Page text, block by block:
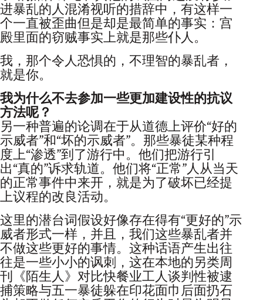
进暴乱的人混淆视听的措辞中，有这样一
个一直被歪曲但是却是最简单的事实：宫
殿里面的窃贼事实上就是那些仆人。
我，那个令人恐惧的，不理智的暴乱者，
就是你。
我为什么不去参加一些更加建设性的抗议
方法呢？
另一种普遍的论调在于从道德上评价“好的
示威者”和“坏的示威者”。那些暴徒某种程
度上“渗透”到了游行中。他们把游行引
出“真的”诉求轨道。他们将“正常”人从当天
的正常事件中来开，就是为了破坏已经提
上议程的改良活动。
这里的潜台词假设好像存在得有“更好的”示
威者形式一样，并且，我们这些暴乱者并
不做这些更好的事情。这种话语产生出往
往是一些小小的讽刺，这在本地的另类周
刊《陌生人》对比快餐业工人谈判性被逮
捕策略与五一暴徒躲在印花面巾后面扔石